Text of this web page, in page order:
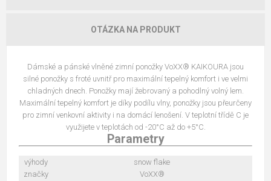
OTÁZKA NA PRODUKT
Dámské a pánské vlněné zimní ponožky VoXX® KAIKOURA jsou
silné ponožky s froté uvnitř pro maximální tepelný komfort i ve velmi
chladných dnech. Ponožky mají žebrovaný a pohodlný volný lem.
Maximální tepelný komfort je díky podílu vlny, ponožky jsou přeurčeny
pro zimní venkovní aktivity i na domácí lenošení. V teplotní třídě C je
využijete v teplotách od -20°C až do +5°C.
Parametry
výhody
snow flake
značky
VoXX®